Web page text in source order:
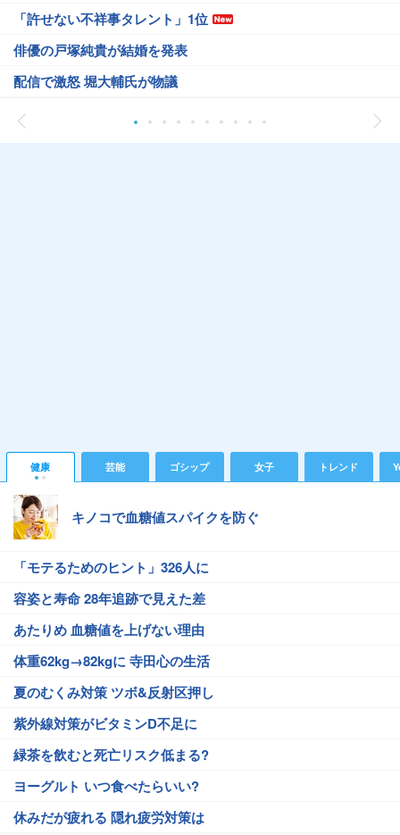
「許せない不祥事タレント」1位
俳優の戸塚純貴が結婚を発表
配信で激怒 堀大輔氏が物議
健康 芸能 ゴシップ 女子 トレンド
キノコで血糖値スパイクを防ぐ
「モテるためのヒント」326人に
容姿と寿命 28年追跡で見えた差
あたりめ 血糖値を上げない理由
体重62kg→82kgに 寺田心の生活
夏のむくみ対策 ツボ&反射区押し
紫外線対策がビタミンD不足に
緑茶を飲むと死亡リスク低まる?
ヨーグルト いつ食べたらいい?
休みだが疲れる 隠れ疲労対策は